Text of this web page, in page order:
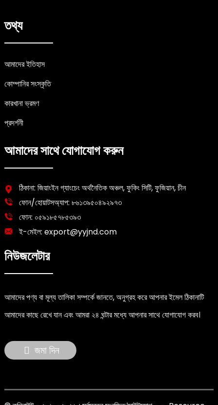
তথ্য
আমাদের ইতিহাস
কোম্পানির সংস্কৃতি
কারখানা ভ্রমণ
প্রদর্শনী
আমাদের সাথে যোগাযোগ করুন
ঠিকানা: জিয়াংইন গ্যাংচেং অর্থনৈতিক অঞ্চল, ফুকিং সিটি, ফুজিয়ান, চীন
ফোন/হোয়াটসঅ্যাপ: ৮৬১৩৯৫০৪৯২৯৭৩
ফোন: ০৫৯১৮৫৭৮৫৩৯৩
ই-মেইল: export@yyjnd.com
নিউজলেটার
আমাদের পণ্য বা মূল্য তালিকা সম্পর্কে জানতে, অনুগ্রহ করে আপনার ইমেল ঠিকানাটি
আমাদের কাছে রেখে যান এবং আমরা ২৪ ঘন্টার মধ্যে আপনার সাথে যোগাযোগ করব।
জমা দিন